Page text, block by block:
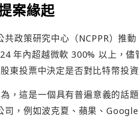
案緣起
共政策研究中心（NCPPR）推
年內超越微軟 300% 以上，
東投票中決定是否對比特幣投
，這是一個具有普遍意義的話
司，例如波克夏、蘋果、